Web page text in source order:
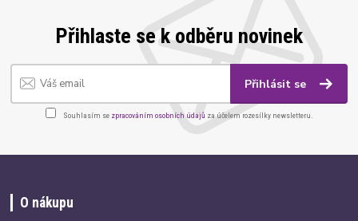
Přihlaste se k odběru novinek
Přihlásit se
Souhlasím se zpracováním osobních údajů za účelem rozesílky newsletteru.
O nákupu